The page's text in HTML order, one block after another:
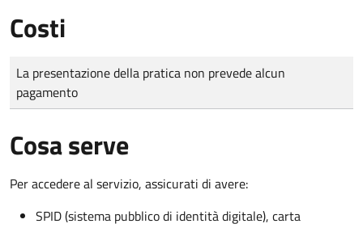
Costi
Tipo di pagamento
Importo
La presentazione della pratica non prevede alcun
pagamento
Cosa serve
Per accedere al servizio, assicurati di avere:
SPID (sistema pubblico di identità digitale), carta